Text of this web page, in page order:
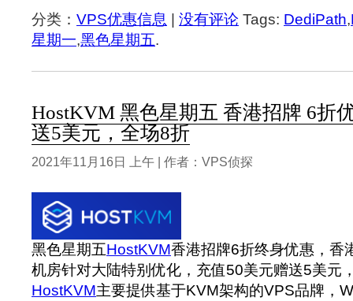
分类： VPS优惠信息 | 没有评论 Tags: DediPath,
星期一,黑色星期五.
HostKVM 黑色星期五 香港招牌 6折
送5美元，全场8折
2021年11月16日 上午 | 作者：VPS侦探
黑色星期五HostKVM香港招牌6折终身优惠，香
机房针对大陆特别优化，充值50美元赠送5美元
HostKVM主要提供基于KVM架构的VPS品牌，